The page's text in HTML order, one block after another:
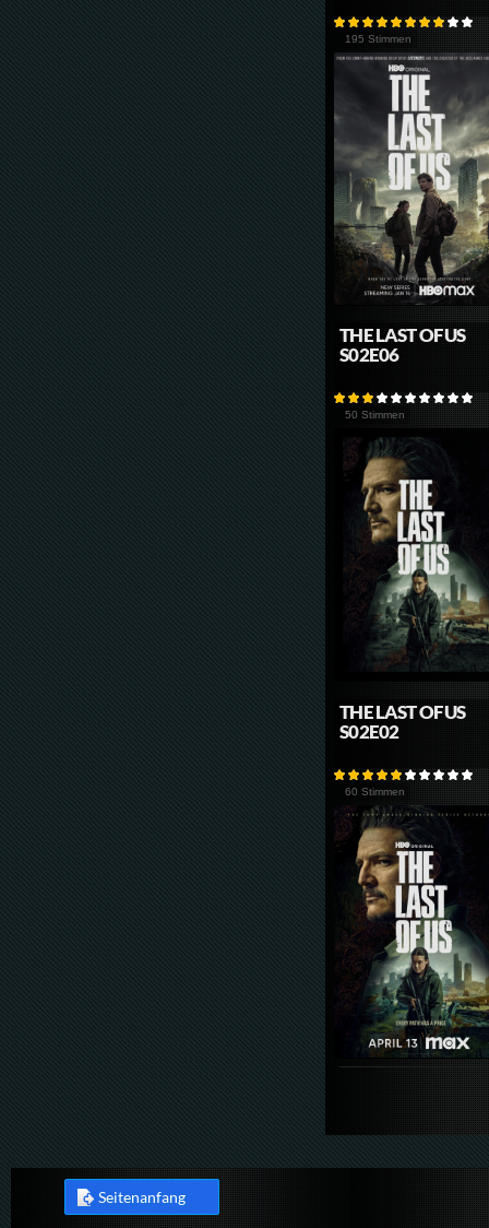
195 Stimmen
THE LAST OF US
S02E06
50 Stimmen
THE LAST OF US
S02E02
60 Stimmen
Seitenanfang